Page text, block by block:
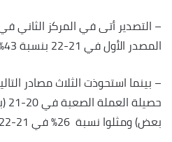
المصدر الأول في 21-22 بنسبة 43%
بعض) ومثلوا نسبة 26% في 21-22 (بأرقام شبه متساوية أيضا)